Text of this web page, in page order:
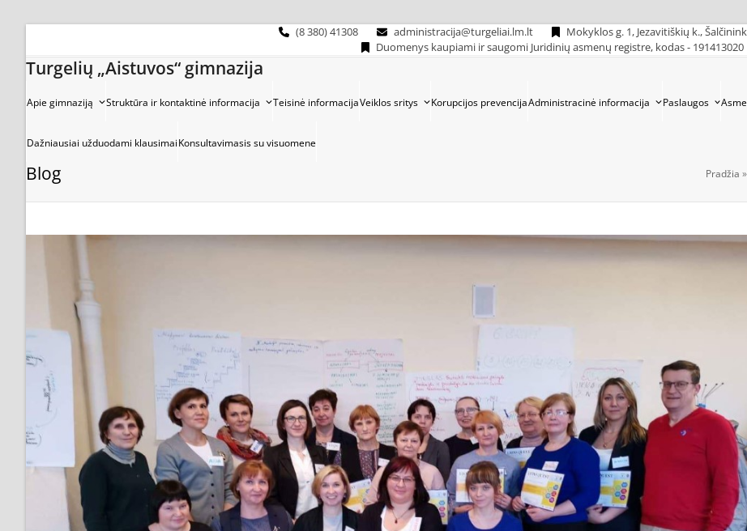
(8 380) 41308 administracija@turgeliai.lm.lt
Mokyklos g. 1, Jezavitiškių k.,
Duomenys kaupiami ir saugomi Juridinių asmenų registre, kodas - 191413020
Turgelių „Aistuvos“ gimnazija
Apie gimnaziją Struktūra ir kontaktinė informacija Teisinė informacijaVeiklos sritys Korupcijos prevencijaAdministracinė informacija Paslaugos
Dažniausiai užduodami klausimaiKonsultavimasis su visuomene
Blog Pradžia »